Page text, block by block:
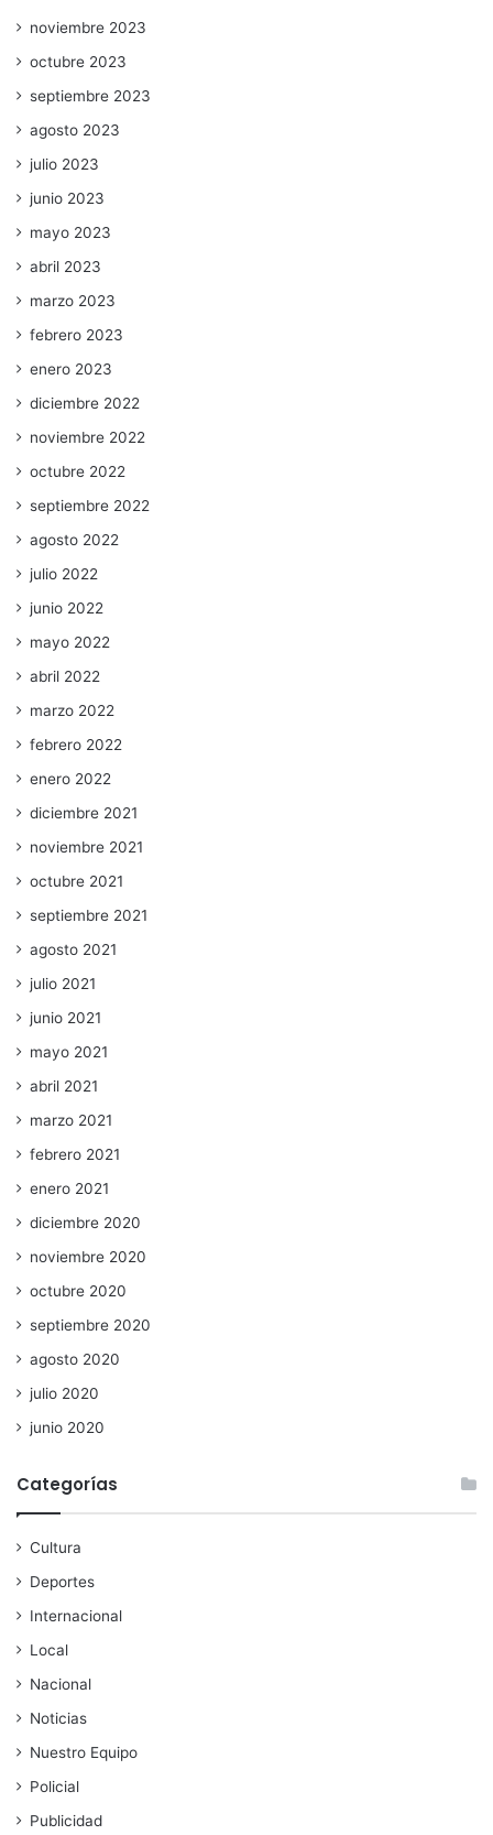
noviembre 2023
octubre 2023
septiembre 2023
agosto 2023
julio 2023
junio 2023
mayo 2023
abril 2023
marzo 2023
febrero 2023
enero 2023
diciembre 2022
noviembre 2022
octubre 2022
septiembre 2022
agosto 2022
julio 2022
junio 2022
mayo 2022
abril 2022
marzo 2022
febrero 2022
enero 2022
diciembre 2021
noviembre 2021
octubre 2021
septiembre 2021
agosto 2021
julio 2021
junio 2021
mayo 2021
abril 2021
marzo 2021
febrero 2021
enero 2021
diciembre 2020
noviembre 2020
octubre 2020
septiembre 2020
agosto 2020
julio 2020
junio 2020
Categorías
Cultura
Deportes
Internacional
Local
Nacional
Noticias
Nuestro Equipo
Policial
Publicidad